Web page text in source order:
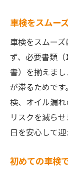
車検をスムー
車検をスムー
ず、必要書類
書）を揃えま
が滞るためで
検、オイル漏
リスクを減ら
日を安心して迎
初めての車検